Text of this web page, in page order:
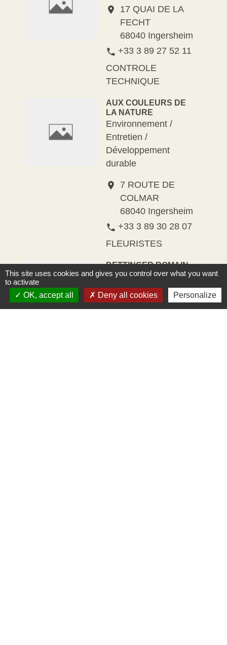
location_on
17 QUAI DE LA
FECHT
68040 Ingersheim
phone +33 3 89 27 52 11
CONTROLE
TECHNIQUE
AUX COULEURS DE
LA NATURE
Environnement /
Entretien /
Développement
durable
location_on
7 ROUTE DE
COLMAR
68040 Ingersheim
phone +33 3 89 30 28 07
FLEURISTES
BETTINGER ROMAIN
ET FILS
Artisanat / Métiers
d’art / Antiquités
This site uses cookies and gives you control over what you want
to activate
OK, accept all
Deny all cookies Personalize